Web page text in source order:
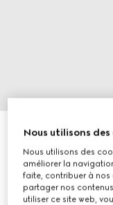
À personnaliser avec vos initiales
Ceinture large GG
CHF 490
Déclinaisons cuir noir
Nous utilisons des
Nous utilisons des
améliorer la
faite, contribuer à nos
partager nos
utiliser ce site web,